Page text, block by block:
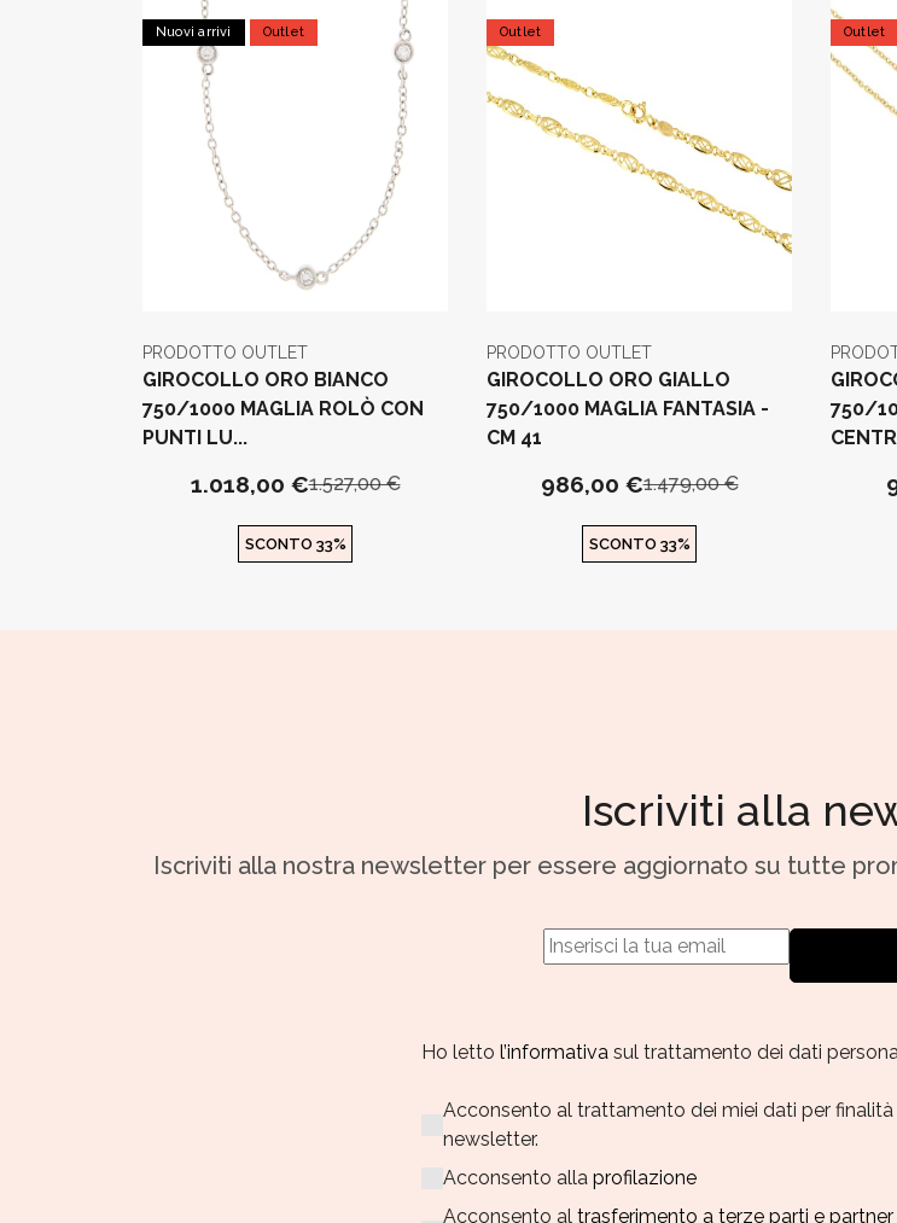
Nuovi arrivi Outlet
PRODOTTO OUTLET
GIROCOLLO ORO BIANCO
750/1000 MAGLIA ROLÒ CON
PUNTI LU...
1.018,00 €1.527,00 €
SCONTO 33%
Outlet
PRODOTTO OUTLET
GIROCOLLO ORO GIALLO
750/1000 MAGLIA FANTASIA -
CM 41
986,00 €1.479,00 €
SCONTO 33%
Outlet
750/
Iscriviti alla
Iscriviti alla nostra newsletter per essere aggiornato su tutte
Ho letto l’informativa sul trattamento dei dati
Acconsento al trattamento dei miei dati per
newsletter.
Acconsento alla profilazione
Acconsento al trasferimento a terze parti e